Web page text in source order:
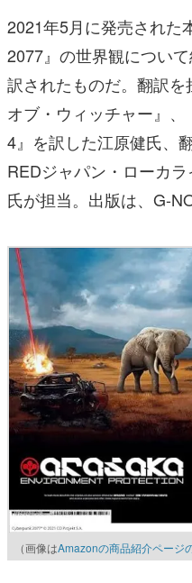
2021年5月に発売された
2077』の世界観につい
訳されたものだ。翻訳を
オブ・ウィッチャー』
4』を訳した江原健氏、
REDジャパン・ローカ
氏が担当。出版は、G-
（画像はAmazonの商品紹介ページ